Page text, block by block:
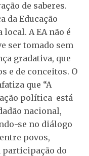
de saberes.
da Educação
A EA não é
ser tomado sem
gradativa, que
e de conceitos. O
que “A
política está
nacional,
se no diálogo
povos,
participação do